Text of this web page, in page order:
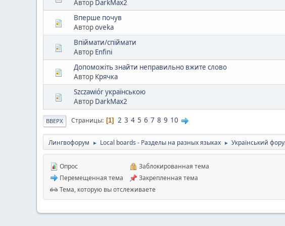
Автор DarkMax2
Вперше почув
Авторoveka
Впіймати/спіймати
Автор Enfini
Допоможіть знайти неправильно вжите слово
Автор Крячка
Szczawiór українською
Автор DarkMax2
ВВЕРХ Страницы 1 2 3 4 5 6 7 8 9 10
Лингвофорум ► Local boards - Разделы на разных языках ► Український
Опрос
Перемещенная тема
Заблокированная тема
Закрепленная тема
Тема, которую вы отслеживаете